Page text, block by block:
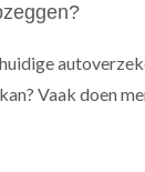
Vaak doen